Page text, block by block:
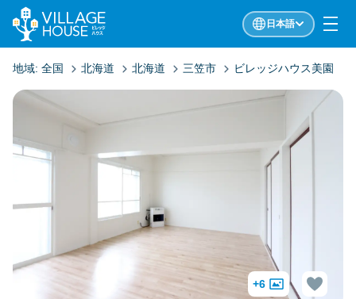
日本語
地域: 全国 北海道 北海道 三笠市 ビレッジハウス美園
+6